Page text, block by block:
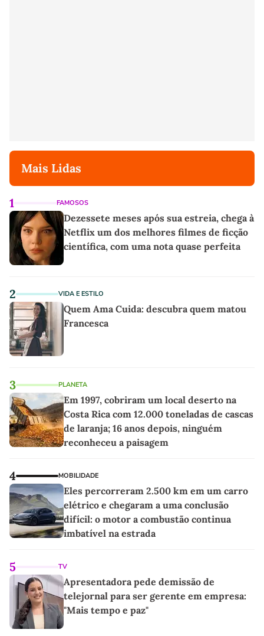
Mais Lidas
1 FAMOSOS
Dezessete meses após sua estreia, chega à
Netflix um dos melhores filmes de ficção
científica, com uma nota quase perfeita
2 VIDA E ESTILO
Quem Ama Cuida: descubra quem matou
Francesca
3 PLANETA
Em 1997, cobriram um local deserto na
Costa Rica com 12.000 toneladas de cascas
de laranja; 16 anos depois, ninguém
reconheceu a paisagem
4 MOBILIDADE
Eles percorreram 2.500 km em um carro
elétrico e chegaram a uma conclusão
difícil: o motor a combustão continua
imbatível na estrada
5 TV
Apresentadora pede demissão de
telejornal para ser gerente em empresa:
"Mais tempo e paz"